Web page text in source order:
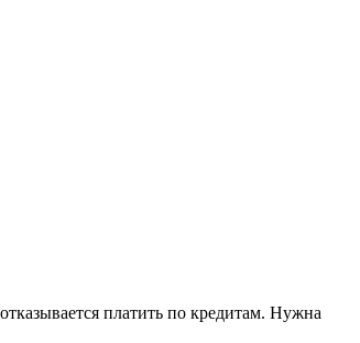
платить по кредитам. Нужна